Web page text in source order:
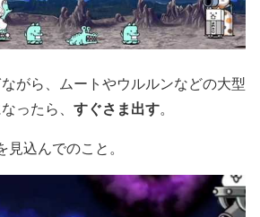
がら、ムートやウルルンなどの大型
ったら、 すぐさま出す。
込んでのこと。